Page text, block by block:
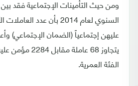
ومن حيث التأمينات الإجتماعية فقد
السنوي لعام 2014 بأن عدد
يتجاوز 68 عاملة
الفئة العمرية.